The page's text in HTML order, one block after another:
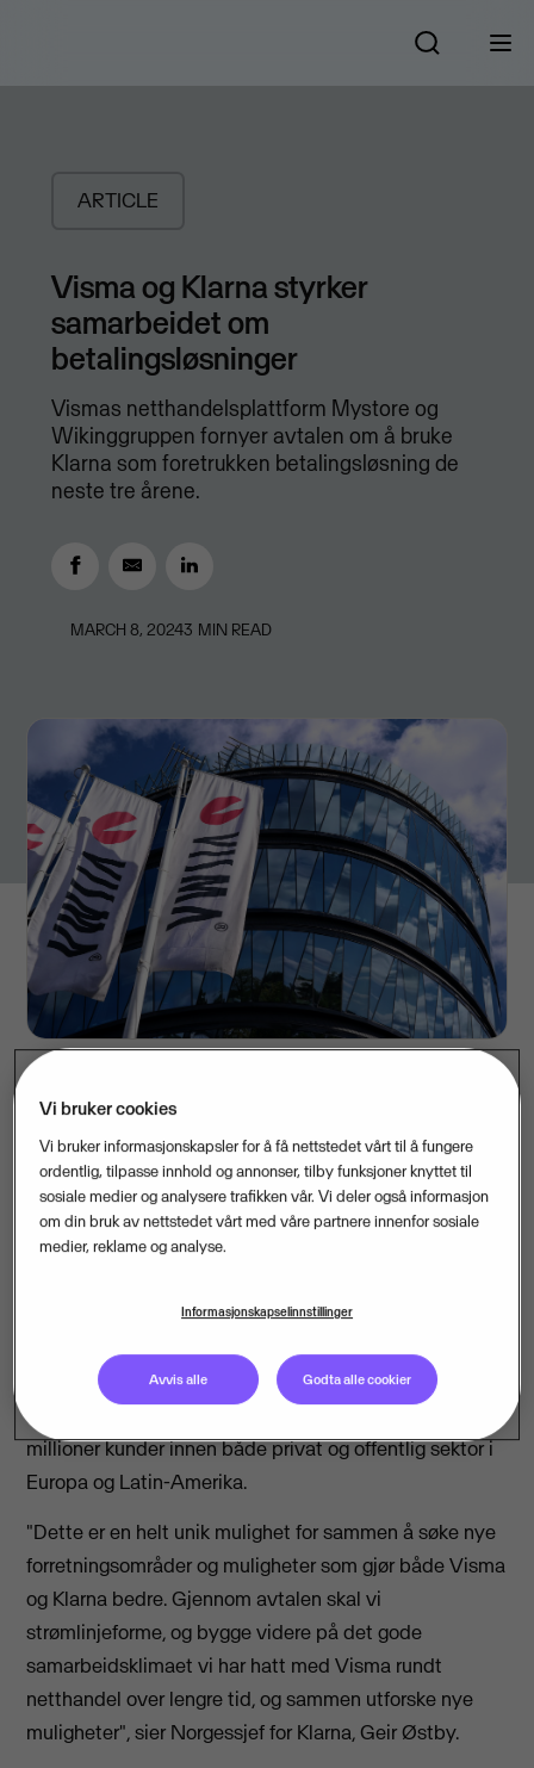
ARTICLE
Visma og Klarna styrker
samarbeidet om
betalingsløsninger
Vismas netthandelsplattform Mystore og
Wikinggruppen fornyer avtalen om å bruke
Klarna som foretrukken betalingsløsning de
neste tre årene.
MARCH 8, 20243 MIN READ
rammeavtale om å sammen se på mulighetene for å
styrke samarbeidet også innen andre
forretningsområder i Visma-konsernet.
leverer digitale løsninger for alt fra regnskap, lønn,
tekniske betalingstjenester (PSP) og
netthandelsplattformer til logistikkløsninger og
eiendomsforvaltning. Konsernet betjener totalt 1,7
millioner kunder innen både privat og offentlig sektor i
Europa og Latin-Amerika.
"Dette er en helt unik mulighet for sammen å søke nye
forretningsområder og muligheter som gjør både Visma
og Klarna bedre. Gjennom avtalen skal vi
strømlinjeforme, og bygge videre på det gode
samarbeidsklimaet vi har hatt med Visma rundt
netthandel over lengre tid, og sammen utforske nye
muligheter", sier Norgessjef for Klarna, Geir Østby.
Vi bruker cookies
Vi bruker informasjonskapsler for å få nettstedet vårt til å fungere
ordentlig, tilpasse innhold og annonser, tilby funksjoner knyttet til
sosiale medier og analysere trafikken vår. Vi deler også informasjon
om din bruk av nettstedet vårt med våre partnere innenfor sosiale
medier, reklame og analyse.
Informasjonskapselinnstillinger
Avvis alle Godta alle cookier